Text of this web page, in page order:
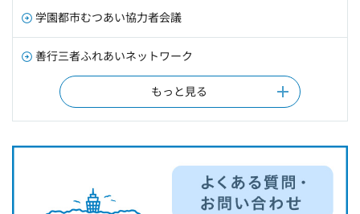
学園都市むつあい協力者会議
善行三者ふれあいネットワーク
もっと見る